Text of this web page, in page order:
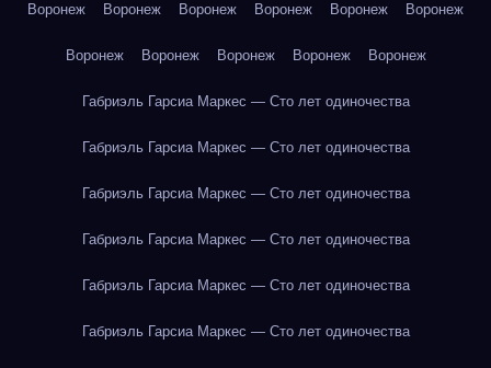
Воронеж Воронеж Воронеж Воронеж Воронеж Воронеж
Воронеж Воронеж Воронеж Воронеж Воронеж
Габриэль Гарсиа Маркес — Сто лет одиночества
Габриэль Гарсиа Маркес — Сто лет одиночества
Габриэль Гарсиа Маркес — Сто лет одиночества
Габриэль Гарсиа Маркес — Сто лет одиночества
Габриэль Гарсиа Маркес — Сто лет одиночества
Габриэль Гарсиа Маркес — Сто лет одиночества